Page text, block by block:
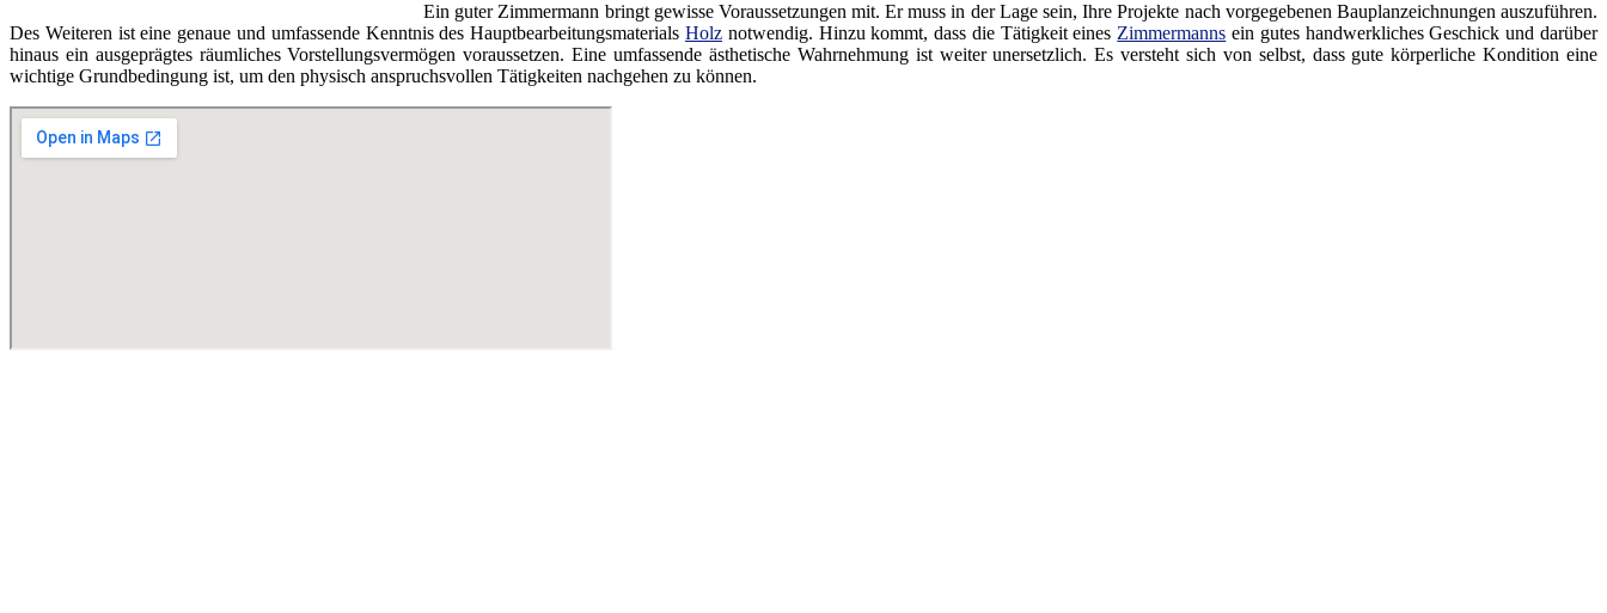
Ein guter Zimmermann bringt gewisse Voraussetzungen mit. Er muss in der Lage sein, Ihre Projekte nach vorgegebenen Bauplanzeichnungen auszuführen.
Des Weiteren ist eine genaue und umfassende Kenntnis des Hauptbearbeitungsmaterials Holznotwendig. Hinzu kommt, dass die Tätigkeit einesZimmermanns ein gutes handwerkliches Geschick und darüber
hinaus ein ausgeprägtes räumliches Vorstellungsvermögen voraussetzen. Eine umfassende ästhetische Wahrnehmung ist weiter unersetzlich. Es versteht sich von selbst, dass gute körperliche Kondition eine
wichtige Grundbedingung ist, um den physisch anspruchsvollen Tätigkeiten nachgehen zu können.